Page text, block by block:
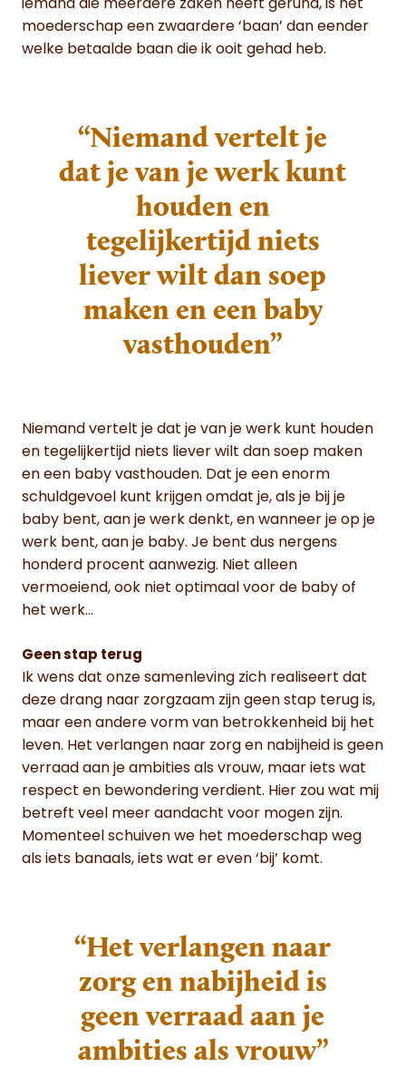
iemand die meerdere zaken heeft gerund, is het
moederschap een zwaardere ‘baan’ dan eender
welke betaalde baan die ik ooit gehad heb.
“Niemand vertelt je
dat je van je werk kunt
houden en
tegelijkertijd niets
liever wilt dan soep
maken en een baby
vasthouden”
Niemand vertelt je dat je van je werk kunt houden
en tegelijkertijd niets liever wilt dan soep maken
en een baby vasthouden. Dat je een enorm
schuldgevoel kunt krijgen omdat je, als je bij je
baby bent, aan je werk denkt, en wanneer je op je
werk bent, aan je baby. Je bent dus nergens
honderd procent aanwezig. Niet alleen
vermoeiend, ook niet optimaal voor de baby of
het werk…
Geen stap terug
Ik wens dat onze samenleving zich realiseert dat
deze drang naar zorgzaam zijn geen stap terug is,
maar een andere vorm van betrokkenheid bij het
leven. Het verlangen naar zorg en nabijheid is geen
verraad aan je ambities als vrouw, maar iets wat
respect en bewondering verdient. Hier zou wat mij
betreft veel meer aandacht voor mogen zijn.
Momenteel schuiven we het moederschap weg
als iets banaals, iets wat er even ‘bij’ komt.
“Het verlangen naar
zorg en nabijheid is
geen verraad aan je
ambities als vrouw”